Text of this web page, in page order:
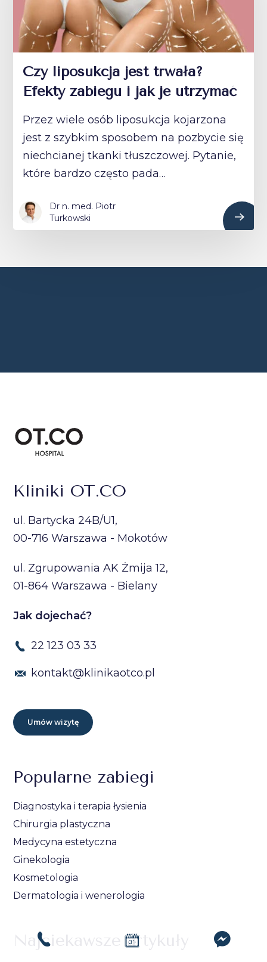
Czy liposukcja jest trwała?
Efekty zabiegu i jak je utrzymać
Przez wiele osób liposukcja kojarzona
jest z szybkim sposobem na pozbycie się
niechcianej tkanki tłuszczowej. Pytanie,
które bardzo często pada…
Dr n. med. Piotr
Turkowski
Kliniki OT.CO
ul. Bartycka 24B/U1,
00-716 Warszawa - Mokotów
ul. Zgrupowania AK Żmija 12,
01-864 Warszawa - Bielany
Jak dojechać?
22 123 03 33
kontakt@klinikaotco.pl
Umów wizytę
Popularne zabiegi
Diagnostyka i terapia łysienia
Chirurgia plastyczna
Medycyna estetyczna
Ginekologia
Kosmetologia
Dermatologia i wenerologia
Najciekawsze artykuły